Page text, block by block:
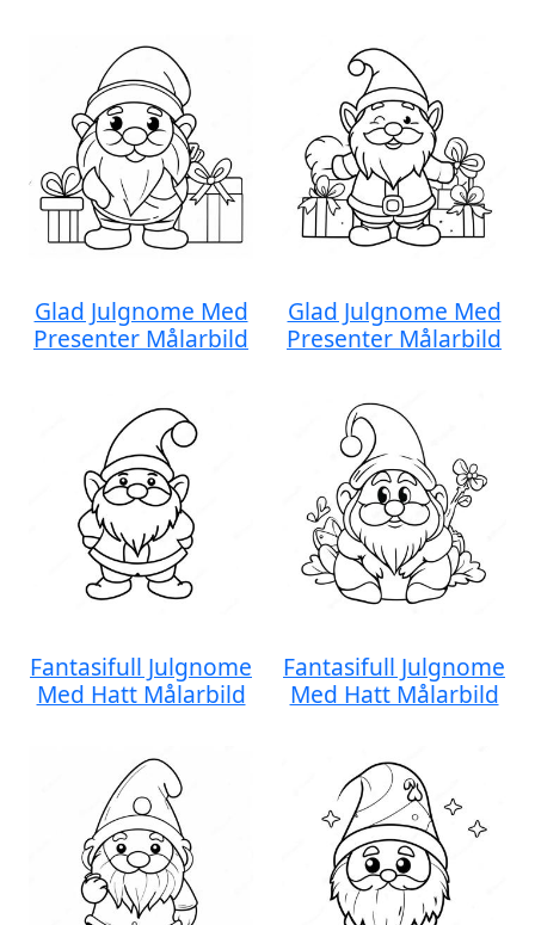
Glad Julgnome Med
Presenter Målarbild
Glad Julgnome Med
Presenter Målarbild
Fantasifull Julgnome
Med Hatt Målarbild
Fantasifull Julgnome
Med Hatt Målarbild